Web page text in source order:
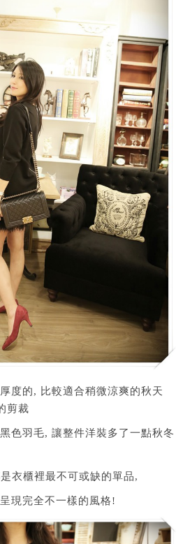
度的, 比較適合稍微涼爽的秋天
剪裁
色羽毛, 讓整件洋裝多了一點秋冬
衣櫃裡最不可或缺的單品,
現完全不一樣的風格!